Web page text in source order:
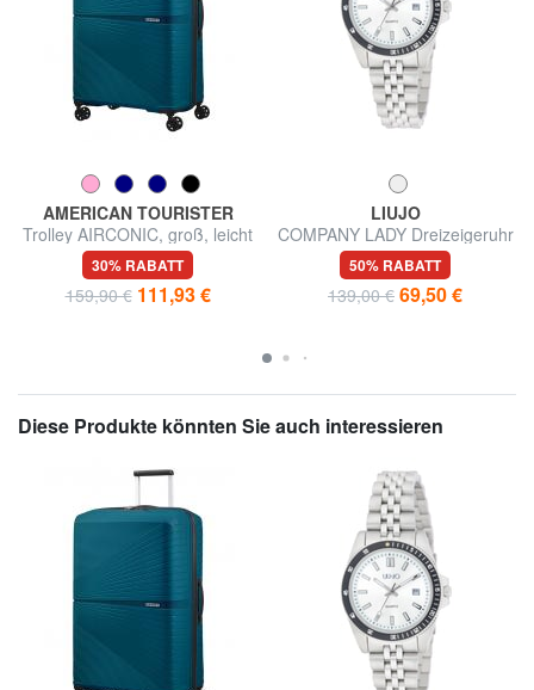
AMERICAN TOURISTER
Trolley AIRCONIC, groß, leicht
30% RABATT
159,90 € 111,93 €
LIUJO
COMPANY LADY Dreizeigeruhr
mit Seiko VJ12 Uhrwerk
50% RABATT
139,00 € 69,50 €
Diese Produkte könnten Sie auch interessieren